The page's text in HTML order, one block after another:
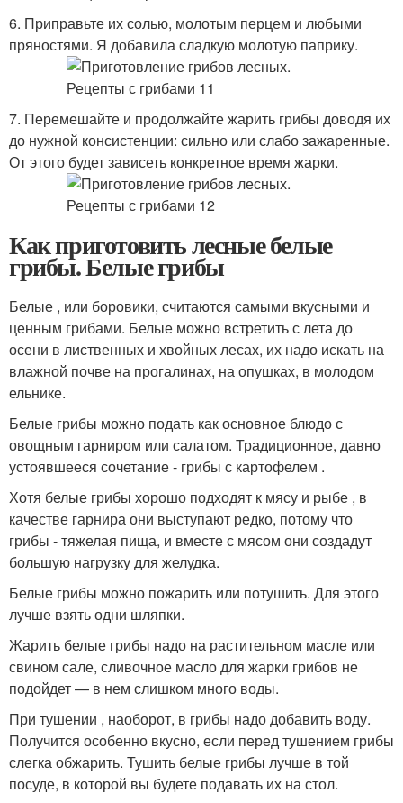
6. Приправьте их солью, молотым перцем и любыми
пряностями. Я добавила сладкую молотую паприку.
7. Перемешайте и продолжайте жарить грибы доводя их
до нужной консистенции: сильно или слабо зажаренные.
От этого будет зависеть конкретное время жарки.
Как приготовить лесные белые
грибы. Белые грибы
Белые , или боровики, считаются самыми вкусными и
ценным грибами. Белые можно встретить с лета до
осени в лиственных и хвойных лесах, их надо искать на
влажной почве на прогалинах, на опушках, в молодом
ельнике.
Белые грибы можно подать как основное блюдо с
овощным гарниром или салатом. Традиционное, давно
устоявшееся сочетание - грибы с картофелем .
Хотя белые грибы хорошо подходят к мясу и рыбе , в
качестве гарнира они выступают редко, потому что
грибы - тяжелая пища, и вместе с мясом они создадут
большую нагрузку для желудка.
Белые грибы можно пожарить или потушить. Для этого
лучше взять одни шляпки.
Жарить белые грибы надо на растительном масле или
свином сале, сливочное масло для жарки грибов не
подойдет — в нем слишком много воды.
При тушении , наоборот, в грибы надо добавить воду.
Получится особенно вкусно, если перед тушением грибы
слегка обжарить. Тушить белые грибы лучше в той
посуде, в которой вы будете подавать их на стол.